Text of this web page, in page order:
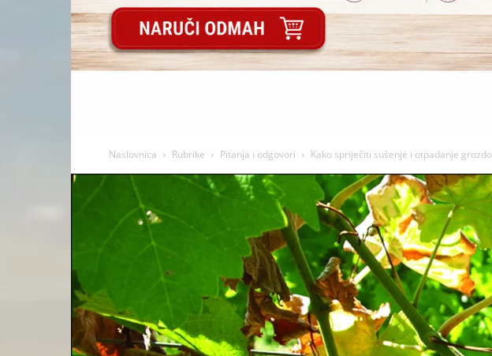
Naslovnica Rubrike Pitanja i odgovori Kako spriječiti sušenje i otpadanje